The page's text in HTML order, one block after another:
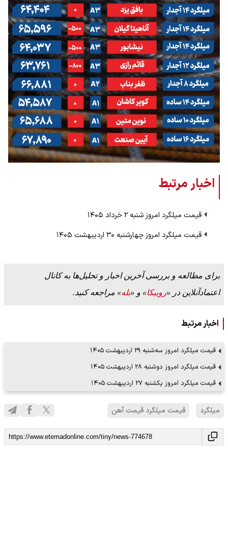
اخبار مرتبط
قیمت میلگرد امروز شنبه ۲ خرداد ۱۴۰۵
قیمت میلگرد امروز چهارشنبه ۳۰ اردیبهشت ۱۴۰۵
برای مطالعه و بررسی آخرین اخبار و تحلیل‌ها به کانال
اعتمادآنلاین در «روبیکا» و «بله» مراجعه کنید.
اخبار مرتبط
قیمت میلگرد امروز سه‌شنبه ۲۹ اردیبهشت ۱۴۰۵
قیمت میلگرد امروز دوشنبه ۲۸ اردیبهشت ۱۴۰۵
قیمت میلگرد امروز یکشنبه ۲۷ اردیبهشت ۱۴۰۵
میلگرد قیمت میلگرد قیمت آهن